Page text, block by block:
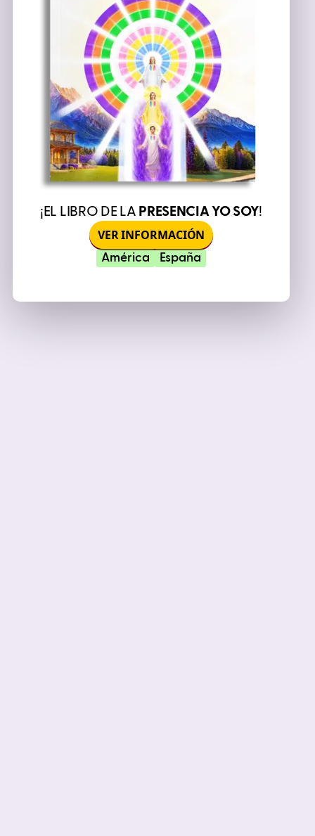
¡EL LIBRO DE LA PRESENCIA YO SOY!
VER INFORMACIÓN
América España